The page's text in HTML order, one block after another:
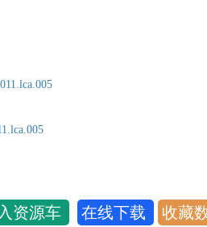
资源车 在线下载 收藏